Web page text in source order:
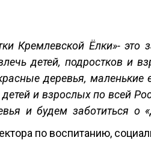
Кремлевской Ёлки»-
детей, подростков и
деревья,
детей и взрослых по всей
и будем заботиться о
по воспитанию,